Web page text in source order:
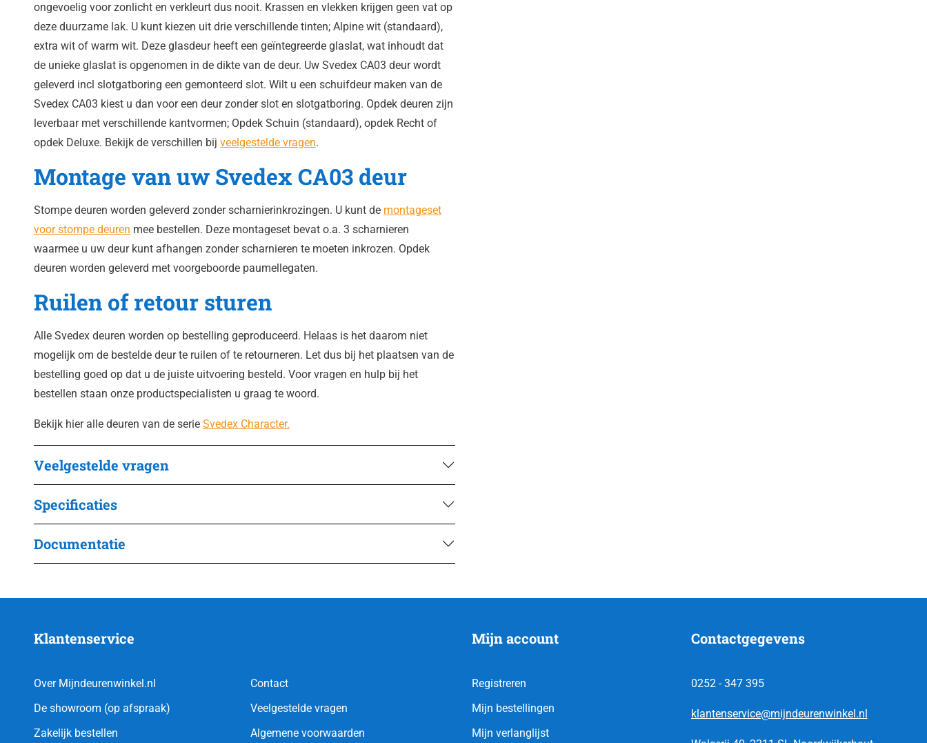
ongevoelig voor zonlicht en verkleurt dus nooit. Krassen en vlekken krijgen geen vat op
deze duurzame lak. U kunt kiezen uit drie verschillende tinten; Alpine wit (standaard),
extra wit of warm wit. Deze glasdeur heeft een geïntegreerde glaslat, wat inhoudt dat
de unieke glaslat is opgenomen in de dikte van de deur. Uw Svedex CA03 deur wordt
geleverd incl slotgatboring een gemonteerd slot. Wilt u een schuifdeur maken van de
Svedex CA03 kiest u dan voor een deur zonder slot en slotgatboring. Opdek deuren zijn
leverbaar met verschillende kantvormen; Opdek Schuin (standaard), opdek Recht of
opdek Deluxe. Bekijk de verschillen bij veelgestelde vragen.
Montage van uw Svedex CA03 deur
Stompe deuren worden geleverd zonder scharnierinkrozingen. U kunt de montageset
voor stompe deuren mee bestellen. Deze montageset bevat o.a. 3 scharnieren
waarmee u uw deur kunt afhangen zonder scharnieren te moeten inkrozen. Opdek
deuren worden geleverd met voorgeboorde paumellegaten.
Ruilen of retour sturen
Alle Svedex deuren worden op bestelling geproduceerd. Helaas is het daarom niet
mogelijk om de bestelde deur te ruilen of te retourneren. Let dus bij het plaatsen van de
bestelling goed op dat u de juiste uitvoering besteld. Voor vragen en hulp bij het
bestellen staan onze productspecialisten u graag te woord.
Bekijk hier alle deuren van de serie Svedex Character.
Veelgestelde vragen
Specificaties
Documentatie
Klantenservice
Over Mijndeurenwinkel.nl
De showroom (op afspraak)
Zakelijk bestellen
Contact
Veelgestelde vragen
Algemene voorwaarden
Mijn account
Registreren
Mijn bestellingen
Mijn verlanglijst
Contactgegevens
0252 - 347 395
klantenservice@mijndeurenwinkel.nl